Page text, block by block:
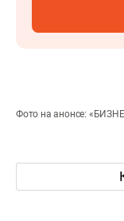
Фото на анонсе: